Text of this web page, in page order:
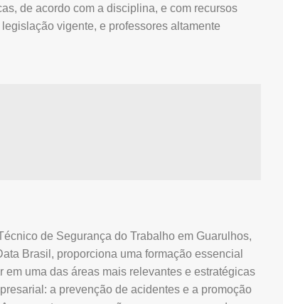
de acordo com a disciplina, e com recursos
vigente, e professores altamente
de Segurança do Trabalho em Guarulhos,
Brasil, proporciona uma formação essencial
em uma das áreas mais relevantes e estratégicas
a prevenção de acidentes e a promoção